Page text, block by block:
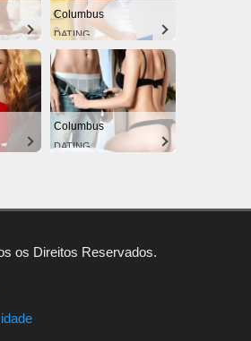
Columbus
DATING
Columbus
DATING
os Direitos Reservados.